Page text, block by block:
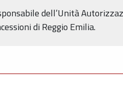
dell’Unità
di Reggio Emilia.